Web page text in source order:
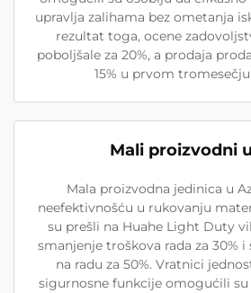
upravlja zalihama bez ometanja
rezultat toga, ocene
poboljšale za 20%, a prodaja
15% u prvom
Mali proizvodni
Mala proizvodna jedinica u
neefektivnošću u rukovanju
su prešli na Huahe Light Duty
smanjenje troškova rada za 30% i
na radu za 50%. Vratnici
sigurnosne funkcije omogućili su